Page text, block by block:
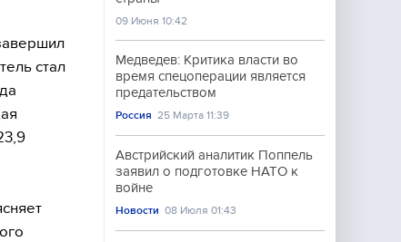
стал
09 Июня 10:42
Медведев: Критика власти во
время спецоперации является
предательством
Россия 25 Марта 11:39
Австрийский аналитик Поппель
заявил о подготовке НАТО к
войне
Новости 08 Июля 01:43